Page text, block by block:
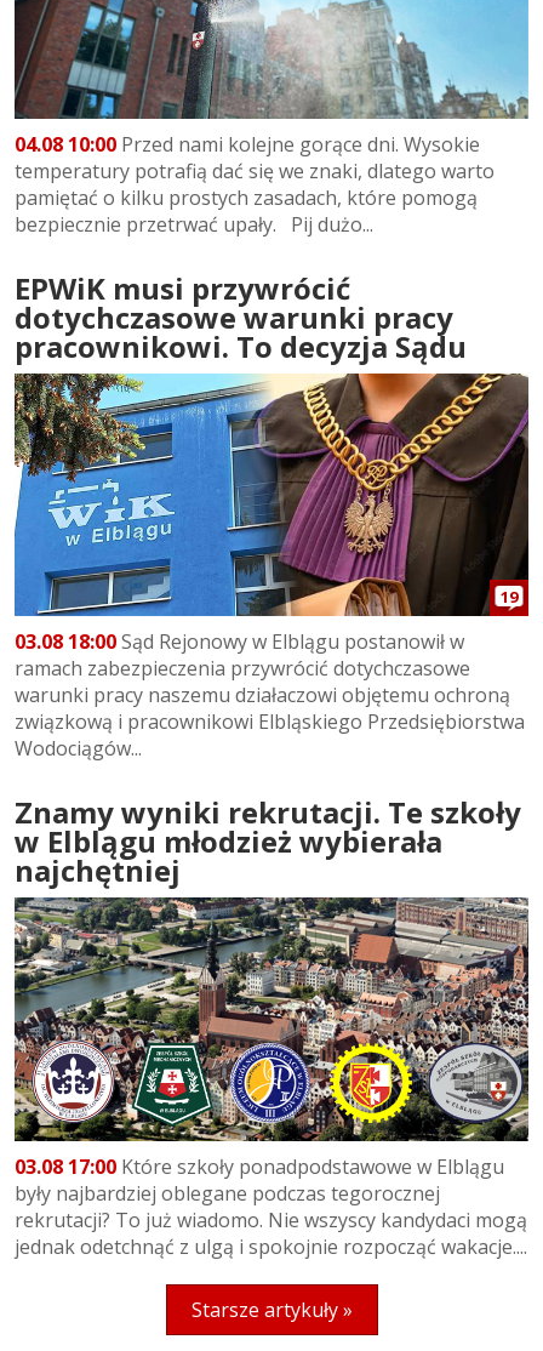
04.08 10:00 Przed nami kolejne gorące dni. Wysokie
temperatury potrafią dać się we znaki, dlatego warto
pamiętać o kilku prostych zasadach, które pomogą
bezpiecznie przetrwać upały. Pij dużo...
EPWiK musi przywrócić
dotychczasowe warunki pracy
pracownikowi. To decyzja Sądu
19
03.08 18:00Sąd Rejonowy w Elblągu postanowił w
ramach zabezpieczenia przywrócić dotychczasowe
warunki pracy naszemu działaczowi objętemu ochroną
związkową i pracownikowi Elbląskiego Przedsiębiorstwa
Wodociągów...
Znamy wyniki rekrutacji. Te szkoły
w Elblągu młodzież wybierała
najchętniej
03.08 17:00 Które szkoły ponadpodstawowe w Elblągu
były najbardziej oblegane podczas tegorocznej
rekrutacji? To już wiadomo. Nie wszyscy kandydaci mogą
jednak odetchnąć z ulgą i spokojnie rozpocząć wakacje....
Starsze artykuły »